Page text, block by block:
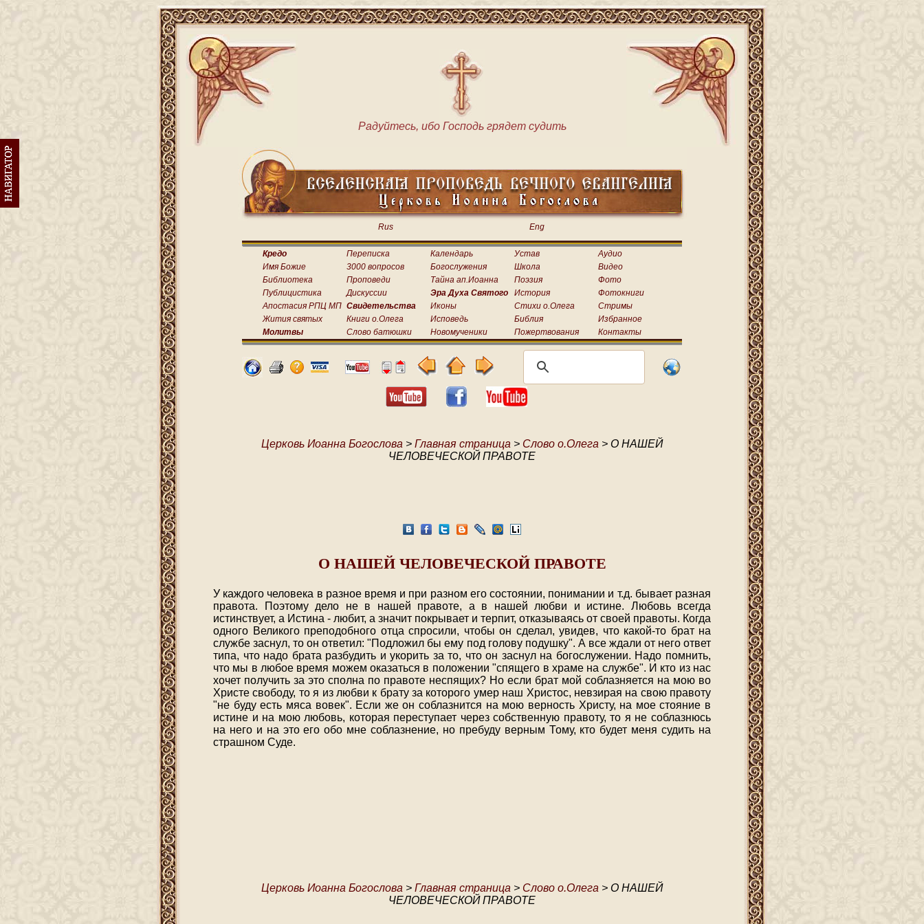
Радуйтесь, ибо Господь грядет судить
Rus Eng
Кредо Переписка Календарь Устав
Аудио
Имя Божие
3000 вопросов Богослужения Школа
Видео
Библиотека
Проповеди Тайна ап.Иоанна Поэзия
Фото
Публицистика
Дискуссии Эра Духа Святого История
Фотокниги
Апостасия РПЦ МП Свидетельства Иконы Стихи о.Олега
Стримы
Жития святых
Книги о.Олега Исповедь Библия
Избранное
Молитвы
Слово батюшки Новомученики Пожертвования Контакты
Церковь Иоанна Богослова > Главная страница > Слово о.Олега > О НАШЕЙ
ЧЕЛОВЕЧЕСКОЙ ПРАВОТЕ
О НАШЕЙ ЧЕЛОВЕЧЕСКОЙ ПРАВОТЕ
У каждого человека в разное время и при разном его состоянии, понимании и т.д. бывает разная
правота. Поэтому дело не в нашей правоте, а в нашей любви и истине. Любовь всегда
истинствует, а Истина - любит, а значит покрывает и терпит, отказываясь от своей правоты. Когда
одного Великого преподобного отца спросили, чтобы он сделал, увидев, что какой-то брат на
службе заснул, то он ответил: "Подложил бы ему под голову подушку". А все ждали от него ответ
типа, что надо брата разбудить и укорить за то, что он заснул на богослужении. Надо помнить,
что мы в любое время можем оказаться в положении "спящего в храме на службе". И кто из нас
хочет получить за это сполна по правоте неспящих? Но если брат мой соблазняется на мою во
Христе свободу, то я из любви к брату за которого умер наш Христос, невзирая на свою правоту
"не буду есть мяса вовек". Если же он соблазнится на мою верность Христу, на мое стояние в
истине и на мою любовь, которая переступает через собственную правоту, то я не соблазнюсь
на него и на это его обо мне соблазнение, но пребуду верным Тому, кто будет меня судить на
страшном Суде.
Церковь Иоанна Богослова > Главная страница > Слово о.Олега > О НАШЕЙ
ЧЕЛОВЕЧЕСКОЙ ПРАВОТЕ